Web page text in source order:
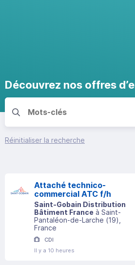
Découvrez nos offres
Réinitialiser la recherche
Attaché technico-
commercial ATC f/h
Saint-Gobain Distribution
Bâtiment France à Saint-
Pantaléon-de-Larche (19)
France
CDI
Il y a 10 heures